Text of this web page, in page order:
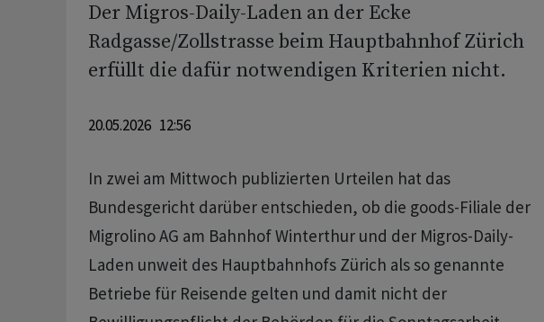
Der Migros-Daily-Laden an der Ecke
Radgasse/Zollstrasse beim Hauptbahnhof Zürich
erfüllt die dafür notwendigen Kriterien nicht.
20.05.2026 12:56
In zwei am Mittwoch publizierten Urteilen hat das
Bundesgericht darüber entschieden, ob die goods-Filiale der
Migrolino AG am Bahnhof Winterthur und der Migros-Daily-
Laden unweit des Hauptbahnhofs Zürich als so genannte
Betriebe für Reisende gelten und damit nicht der